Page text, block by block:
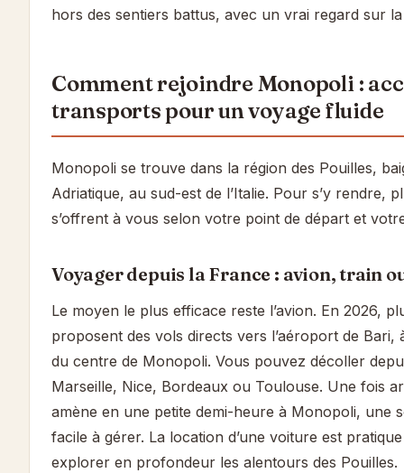
hors des sentiers battus, avec un vrai regard sur
Comment rejoindre Monopoli :
transports pour un voyage fluide
Monopoli se trouve dans la région des Pouilles,
Adriatique, au sud-est de l’Italie. Pour s’y rendre,
s’offrent à vous selon votre point de départ et
Voyager depuis la France : avion, train
Le moyen le plus efficace reste l’avion. En 2026,
proposent des vols directs vers l’aéroport de Bari,
du centre de Monopoli. Vous pouvez décoller
Marseille, Nice, Bordeaux ou Toulouse. Une fois
amène en une petite demi-heure à Monopoli, une
facile à gérer. La location d’une voiture est
explorer en profondeur les alentours des Pouilles.